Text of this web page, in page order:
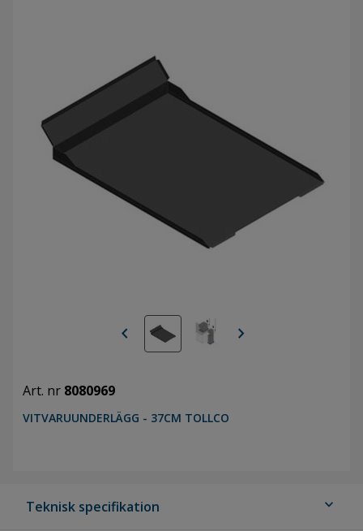
chevron_left chevron_right
Art. nr 8080969
VITVARUUNDERLÄGG - 37CM TOLLCO
Teknisk specifikation expand_more